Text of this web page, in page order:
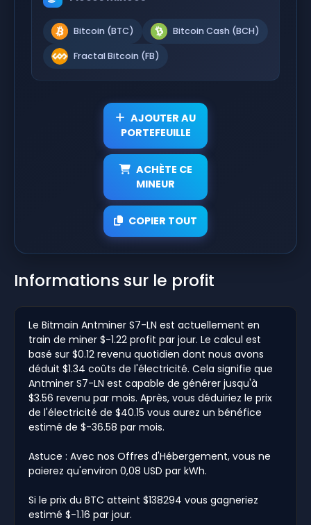
Bitcoin (BTC) Bitcoin Cash (BCH)
Fractal Bitcoin (FB)
AJOUTER AU
PORTEFEUILLE
ACHÈTE CE
MINEUR
COPIER TOUT
Informations sur le profit
Le Bitmain Antminer S7-LN est actuellement en
train de miner $-1.22 profit par jour. Le calcul est
basé sur $0.12 revenu quotidien dont nous avons
déduit $1.34 coûts de l'électricité. Cela signifie que
Antminer S7-LN est capable de générer jusqu'à
$3.56 revenu par mois. Après, vous déduiriez le prix
de l'électricité de $40.15 vous aurez un bénéfice
estimé de $-36.58 par mois.
Astuce : Avec nos Offres d'Hébergement, vous ne
paierez qu'environ 0,08 USD par kWh.
Si le prix du BTC atteint $138294 vous gagneriez
estimé $-1.16 par jour.